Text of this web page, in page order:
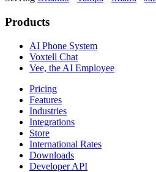
Products
AI Phone System
Voxtell Chat
Vee, the AI Employee
Pricing
Features
Industries
Integrations
Store
International Rates
Downloads
Developer API